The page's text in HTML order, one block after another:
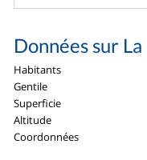
Données sur
Habitants
Gentile
Superficie
Altitude
Coordonnées